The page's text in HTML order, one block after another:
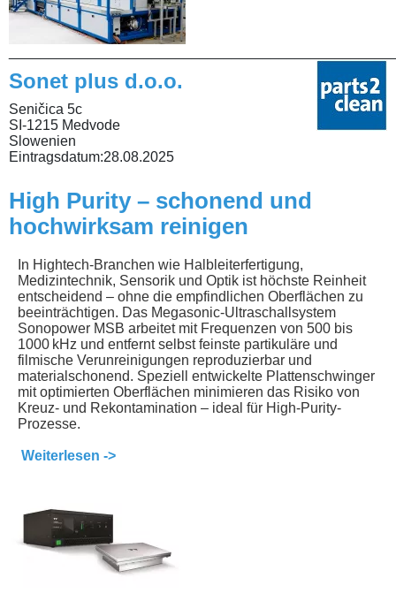
Sonet plus d.o.o.
Seničica 5c
SI-1215 Medvode
Slowenien
Eintragsdatum:28.08.2025
High Purity – schonend und
hochwirksam reinigen
In Hightech-Branchen wie Halbleiterfertigung,
Medizintechnik, Sensorik und Optik ist höchste Reinheit
entscheidend – ohne die empfindlichen Oberflächen zu
beeinträchtigen. Das Megasonic-Ultraschallsystem
Sonopower MSB arbeitet mit Frequenzen von 500 bis
1000 kHz und entfernt selbst feinste partikuläre und
filmische Verunreinigungen reproduzierbar und
materialschonend. Speziell entwickelte Plattenschwinger
mit optimierten Oberflächen minimieren das Risiko von
Kreuz- und Rekontamination – ideal für High-Purity-
Prozesse.
Weiterlesen ->